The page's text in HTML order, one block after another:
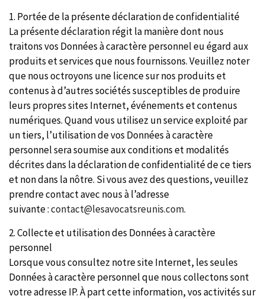
1. Portée de la présente déclaration de confidentialité
La présente déclaration régit la manière dont nous
traitons vos Données à caractère personnel eu égard aux
produits et services que nous fournissons. Veuillez noter
que nous octroyons une licence sur nos produits et
contenus à d’autres sociétés susceptibles de produire
leurs propres sites Internet, événements et contenus
numériques. Quand vous utilisez un service exploité par
un tiers, l’utilisation de vos Données à caractère
personnel sera soumise aux conditions et modalités
décrites dans la déclaration de confidentialité de ce tiers
et non dans la nôtre. Si vous avez des questions, veuillez
prendre contact avec nous à l’adresse
suivante :contact@lesavocatsreunis.com.
2. Collecte et utilisation des Données à caractère
personnel
Lorsque vous consultez notre site Internet, les seules
Données à caractère personnel que nous collectons sont
votre adresse IP. À part cette information, vos activités sur